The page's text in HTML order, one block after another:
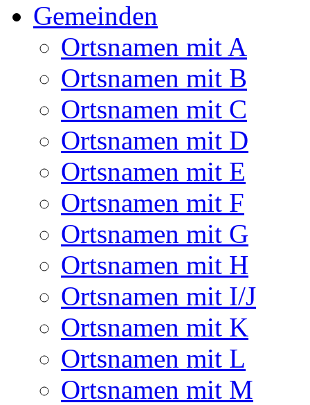
Gemeinden
Ortsnamen mit A
Ortsnamen mit B
Ortsnamen mit C
Ortsnamen mit D
Ortsnamen mit E
Ortsnamen mit F
Ortsnamen mit G
Ortsnamen mit H
Ortsnamen mit I/J
Ortsnamen mit K
Ortsnamen mit L
Ortsnamen mit M